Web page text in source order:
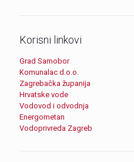
Korisni linkovi
Grad Samobor
Komunalac d.o.o.
Zagrebačka županija
Hrvatske vode
Vodovod i odvodnja
Energometan
Vodoprivreda Zagreb